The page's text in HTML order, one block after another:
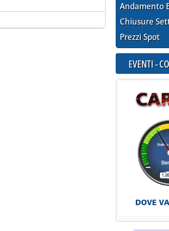
Andamento
Chiusure
Prezzi Spot
EVENTI -